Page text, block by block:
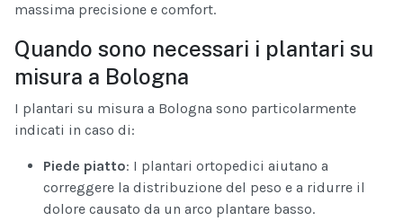
massima precisione e comfort.
Quando sono necessari i plantari su
misura a Bologna
I plantari su misura a Bologna sono particolarmente
indicati in caso di:
Piede piatto: I plantari ortopedici aiutano a
correggere la distribuzione del peso e a ridurre il
dolore causato da un arco plantare basso.